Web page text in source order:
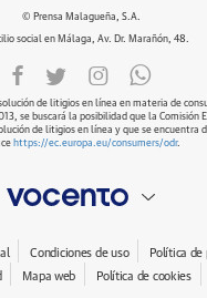
© Prensa Malagueña, S.A.
social en Málaga, Av. Dr. Marañón, 48.
de litigios en línea en materia de
se buscará la posibilidad que la Comisión
de litigios en línea y que se encuentra
https://ec.europa.eu/consumers/odr.
Condiciones de uso
Política de
Mapa web Política de cookies